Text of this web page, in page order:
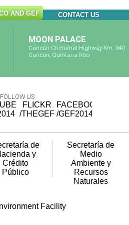
AND GEF CONTACT US
MOON PALACE
Cancún-Chetumal Highway Km. 340
Cancún, Quintana Roo
FOLLOW US
FLICKR
/THEGEF
FACEBOOK
/GEF2014
de
y
Crédito
Público
Secretaría de
Medio
Ambiente y
Recursos
Naturales
Facility